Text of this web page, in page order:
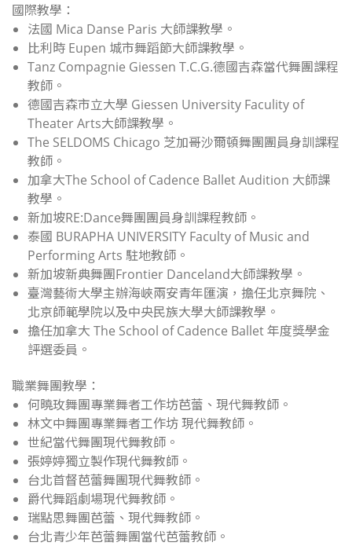
國際教學：
法國 Mica Danse Paris 大師課教學。
比利時 Eupen 城市舞蹈節大師課教學。
Tanz Compagnie Giessen T.C.G.德國吉森當代舞團課程
教師。
德國吉森市立大學 Giessen University Faculity of
Theater Arts大師課教學。
The SELDOMS Chicago 芝加哥沙爾頓舞團團員身訓課程
教師。
加拿大The School of Cadence Ballet Audition 大師課
教學。
新加坡RE:Dance舞團團員身訓課程教師。
泰國 BURAPHA UNIVERSITY Faculty of Music and
Performing Arts 駐地教師。
新加坡新典舞團Frontier Danceland大師課教學。
臺灣藝術大學主辦海峽兩安青年匯演，擔任北京舞院、
北京師範學院以及中央民族大學大師課教學。
擔任加拿大 The School of Cadence Ballet 年度獎學金
評選委員。
職業舞團教學：
何曉玫舞團專業舞者工作坊芭蕾、現代舞教師。
林文中舞團專業舞者工作坊 現代舞教師。
世紀當代舞團現代舞教師。
張婷婷獨立製作現代舞教師。
台北首督芭蕾舞團現代舞教師。
爵代舞蹈劇場現代舞教師。
瑞點思舞團芭蕾、現代舞教師。
台北青少年芭蕾舞團當代芭蕾教師。